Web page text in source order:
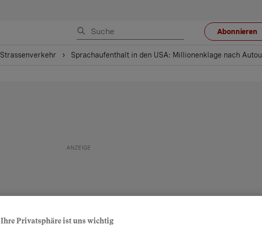
Abonnieren
Strassenverkehr Sprachaufenthalt in den USA: Millionenklage nach
Ihre Privatsphäre ist uns wichtig